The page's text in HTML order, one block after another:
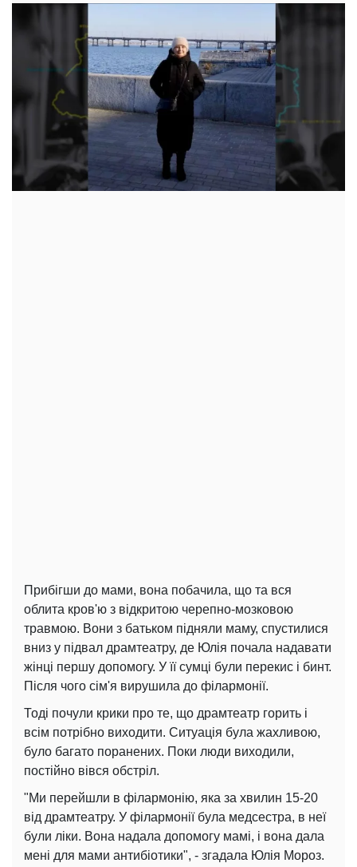
Прибігши до мами, вона побачила, що та вся
облита кров'ю з відкритою черепно-мозковою
травмою. Вони з батьком підняли маму, спустилися
вниз у підвал драмтеатру, де Юлія почала надавати
жінці першу допомогу. У її сумці були перекис і бинт.
Після чого сім'я вирушила до філармонії.
Тоді почули крики про те, що драмтеатр горить і
всім потрібно виходити. Ситуація була жахливою,
було багато поранених. Поки люди виходили,
постійно вівся обстріл.
"Ми перейшли в філармонію, яка за хвилин 15-20
від драмтеатру. У філармонії була медсестра, в неї
були ліки. Вона надала допомогу мамі, і вона дала
мені для мами антибіотики", - згадала Юлія Мороз.